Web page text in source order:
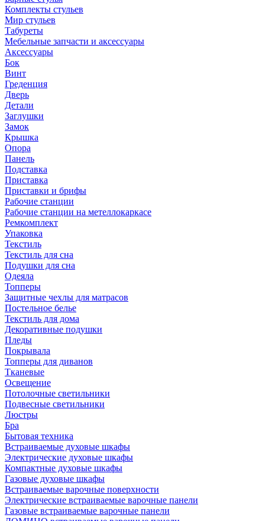
Комплекты стульев
Мир стульев
Табуреты
Мебельные запчасти и аксессуары
Аксессуары
Бок
Винт
Греденция
Дверь
Детали
Заглушки
Замок
Крышка
Опора
Панель
Подставка
Приставка
Приставки и брифы
Рабочие станции
Рабочие станции на метеллокаркасе
Ремкомплект
Упаковка
Текстиль
Текстиль для сна
Подушки для сна
Одеяла
Топперы
Защитные чехлы для матрасов
Постельное белье
Текстиль для дома
Декоративные подушки
Пледы
Покрывала
Топперы для диванов
Тканевые
Освещение
Потолочные светильники
Подвесные светильники
Люстры
Бра
Бытовая техника
Встраиваемые духовые шкафы
Электрические духовые шкафы
Компактные духовые шкафы
Газовые духовые шкафы
Встраиваемые варочные поверхности
Электрические встраиваемые варочные панели
Газовые встраиваемые варочные панели